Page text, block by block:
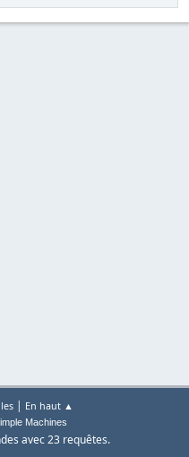
| En haut ▲
Machines
avec 23 requêtes.